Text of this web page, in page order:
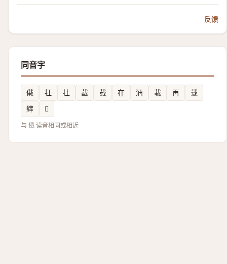
反馈
同音字
儎 抂 扗 酨 载 在 洅 載 再
䵧
縡
𫄀
与 傤 读音相同或相近